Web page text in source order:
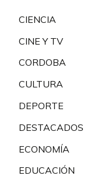
CIENCIA
CINE Y TV
CORDOBA
CULTURA
DEPORTE
DESTACADOS
ECONOMÍA
EDUCACIÓN